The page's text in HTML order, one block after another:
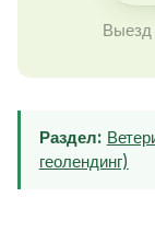
Выезд
Раздел:
геолендинг)